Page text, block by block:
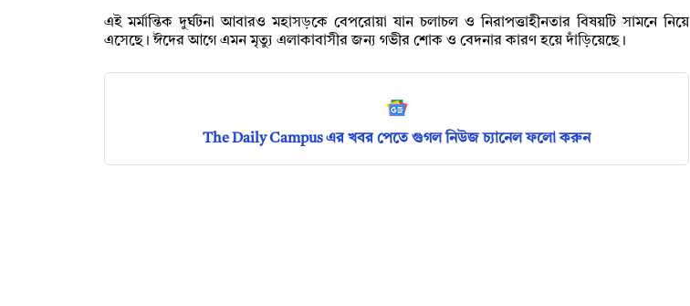
এই মর্মান্তিক দুর্ঘটনা আবারও মহাসড়কে বেপরোয়া যান চলাচল ও নিরাপত্তাহীনতার বিষয়টি সামনে নিয়ে
এসেছে। ঈদের আগে এমন মৃত্যু এলাকাবাসীর জন্য গভীর শোক ও বেদনার কারণ হয়ে দাঁড়িয়েছে।
The Daily Campus এর খবর পেতে গুগল নিউজ চ্যানেল ফলো করুন